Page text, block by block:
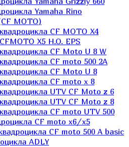
Yamaha Rino
MOTO)
CF MOTO X4
X5 H.O. EPS
CF Moto U 8 W
CF moto 500 2A
CF Moto U 8
CF moto x 8
UTV CF Moto z 6
UTV CF Moto z 8
СF moto UTV 500
СF moto x6/x5
CF moto 500 A basic
ADLY